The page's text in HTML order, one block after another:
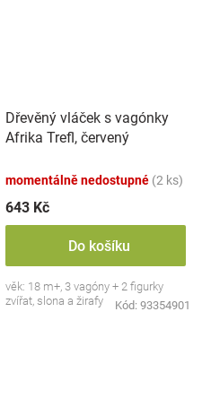
Dřevěný vláček s vagónky
Afrika Trefl, červený
momentálně nedostupné (2 ks)
643 Kč
Do košíku
věk: 18 m+, 3 vagóny + 2 figurky
zvířat, slona a žirafy
Kód: 93354901